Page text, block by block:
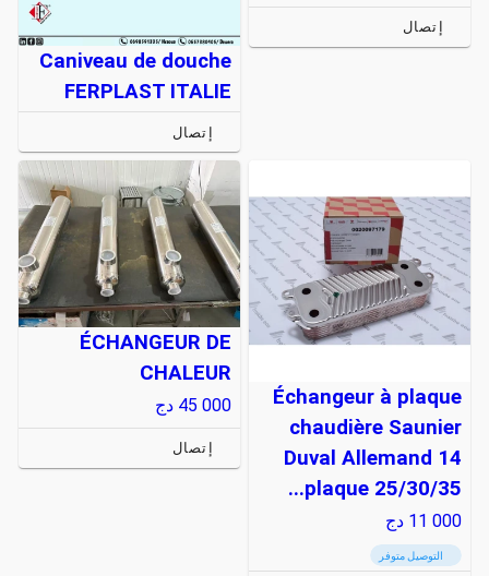
إتصال
Caniveau de douche
FERPLAST ITALIE
إتصال
Échangeur à plaque
chaudière Saunier
Duval Allemand 14
plaque 25/30/35...
11 000 دج
التوصيل متوفر
ÉCHANGEUR DE
CHALEUR
45 000 دج
إتصال